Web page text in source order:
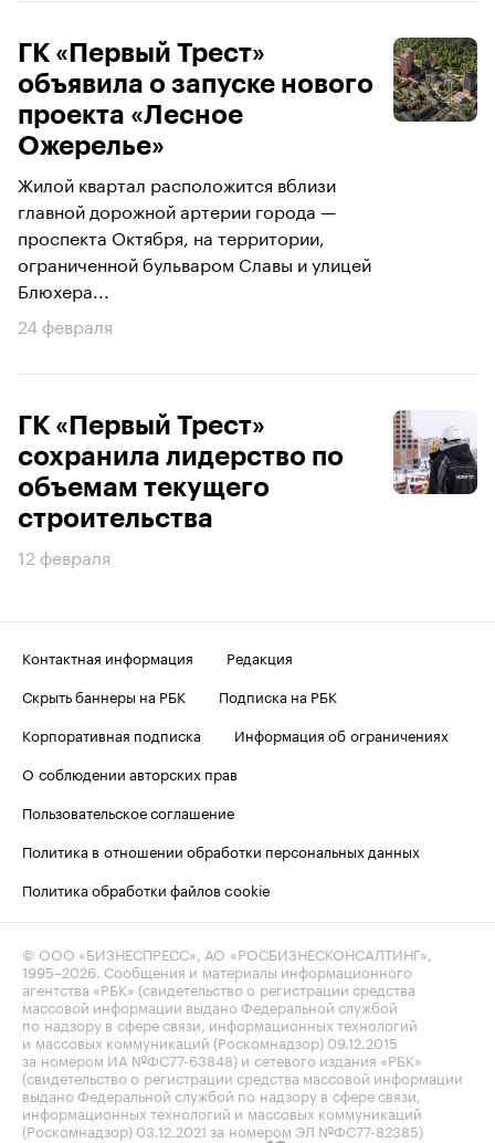
ГК «Первый Трест»
объявила о запуске нового
проекта «Лесное
Ожерелье»
Жилой квартал расположится вблизи
главной дорожной артерии города —
проспекта Октября, на территории,
ограниченной бульваром Славы и улицей
Блюхера...
24 февраля
ГК «Первый Трест»
сохранила лидерство по
объемам текущего
строительства
12 февраля
Контактная информация
Редакция
Скрыть баннеры на РБК
Подписка на РБК
Корпоративная подписка
Информация об ограничениях
О соблюдении авторских прав
Пользовательское соглашение
Политика в отношении обработки персональных данных
Политика обработки файлов cookie
© ООО «БИЗНЕСПРЕСС», АО «РОСБИЗНЕСКОНСАЛТИНГ»,
1995–2026. Сообщения и материалы информационного
агентства «РБК» (свидетельство о регистрации средства
массовой информации выдано Федеральной службой
по надзору в сфере связи, информационных технологий
и массовых коммуникаций (Роскомнадзор) 09.12.2015
за номером ИА №ФС77-63848) и сетевого издания «РБК»
(свидетельство о регистрации средства массовой информации
выдано Федеральной службой по надзору в сфере связи,
информационных технологий и массовых коммуникаций
(Роскомнадзор) 03.12.2021 за номером ЭЛ №ФС77-82385)